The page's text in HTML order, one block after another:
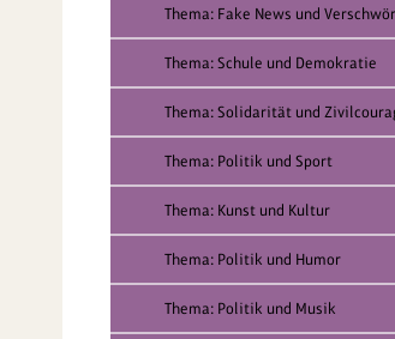
Thema: Fake News und
Thema: Schule und Demokratie
Thema: Solidarität und
Thema: Politik und Sport
Thema: Kunst und Kultur
Thema: Politik und Humor
Thema: Politik und Musik